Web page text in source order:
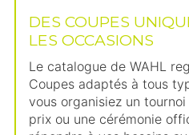
DES COUPES
LES OCCASIONS
Le catalogue de WAHL
Coupes adaptés à tous
vous organisiez un
prix ou une cérémonie